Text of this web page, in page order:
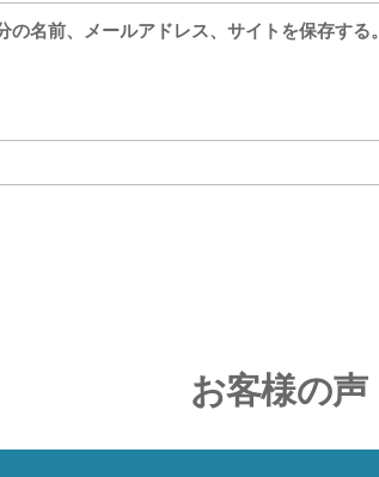
名前、メールアドレス、サイトを保存する。
お客様の声